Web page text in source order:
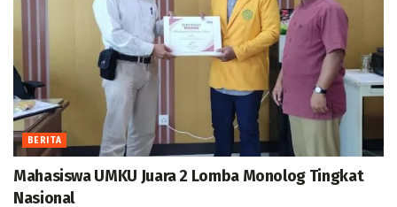
BERITA
Mahasiswa UMKU Juara 2 Lomba Monolog Tingkat
Nasional